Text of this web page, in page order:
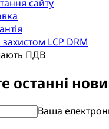
сайту
LCP DRM
ПДВ
останні
Ваша